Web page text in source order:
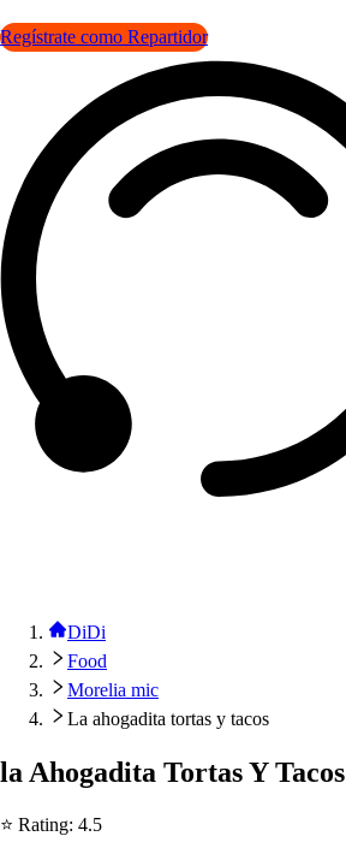
Regístrate como Repartidor
DiDi
Food
Morelia mic
La ahogadita tortas y tacos
la Ahogadita TortasY Tacos
⭐ Rating: 4.5